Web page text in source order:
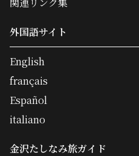
外国語サイト
English
français
Español
italiano
金沢たしなみ旅ガイド